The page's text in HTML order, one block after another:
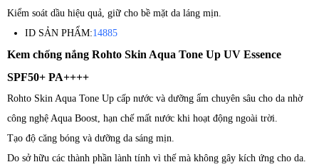
Kiểm soát dầu hiệu quả, giữ cho bề mặt da láng mịn.
ID SẢN PHẨM:14885
Kem chống nắng Rohto Skin Aqua Tone Up UV Essence
SPF50+ PA++++
Rohto Skin Aqua Tone Up cấp nước và dưỡng ẩm chuyên sâu cho da nhờ
công nghệ Aqua Boost, hạn chế mất nước khi hoạt động ngoài trời.
Tạo độ căng bóng và dưỡng da sáng mịn.
Do sở hữu các thành phần lành tính vì thế mà không gây kích ứng cho da.